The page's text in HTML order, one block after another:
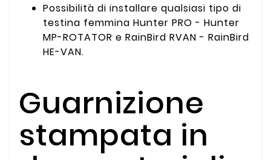
Possibilità di installare qualsiasi tipo di
testina femmina Hunter PRO - Hunter
MP-ROTATOR e RainBird RVAN - RainBird
HE-VAN.
Guarnizione
stampata in